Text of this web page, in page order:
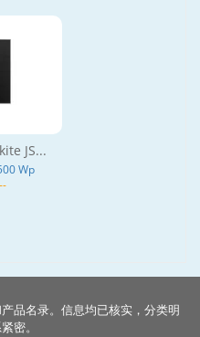
JS...
Wp
--
品名录。信息均已核实，分类明
密。